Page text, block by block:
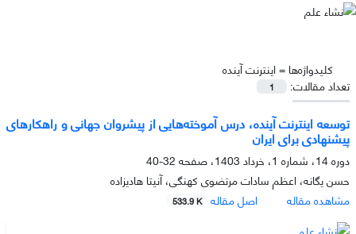
کلیدواژه‌ها =اینترنت آینده
تعداد مقالات:
1
توسعه اینترنت آینده، درس آموخته‌هایی از پیشروان جهانی و راهکارهای
پیشنهادی برای ایران
دوره 14، شماره 1، خرداد 1403، صفحه
32-40
حسن یگانه، اعظم سادات مرتضوی کهنگی، آنیتا هادیزاده
مشاهده مقاله
اصل مقاله 533.9 K